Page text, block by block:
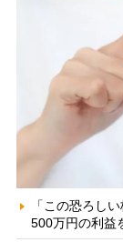
「この恐ろし
500万円の利益